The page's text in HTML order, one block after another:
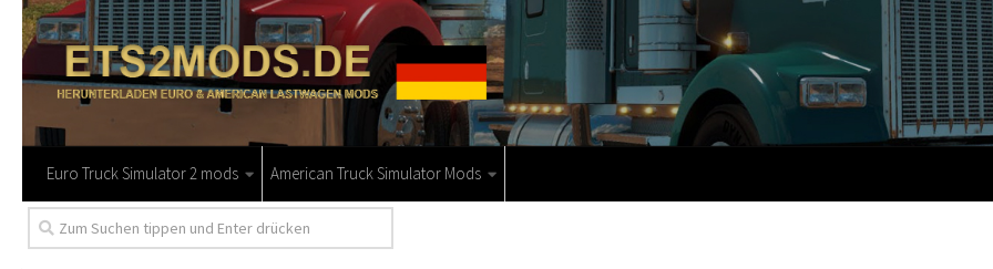
Euro Truck Simulator 2 mods American Truck Simulator Mods